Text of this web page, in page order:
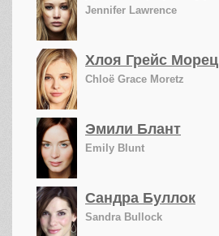
Jennifer Lawrence
Хлоя Грейс Морец
Chloë Grace Moretz
Эмили Блант
Emily Blunt
Сандра Буллок
Sandra Bullock